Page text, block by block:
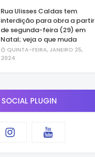
Rua Ulisses Caldas tem
interdição para obra a partir
de segunda-feira (29) em
Natal; veja o que muda
QUINTA-FEIRA, JANEIRO 25,
2024
SOCIAL PLUGIN